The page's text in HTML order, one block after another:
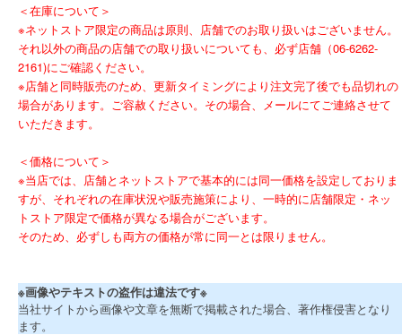
＜在庫について＞
※ネットストア限定の商品は原則、店舗でのお取り扱いはございません。
それ以外の商品の店舗での取り扱いについても、必ず店舗（06-6262-
2161)にご確認ください。
※店舗と同時販売のため、更新タイミングにより注文完了後でも品切れの
場合があります。ご容赦ください。その場合、メールにてご連絡させて
いただきます。
＜価格について＞
※当店では、店舗とネットストアで基本的には同一価格を設定しておりま
すが、それぞれの在庫状況や販売施策により、一時的に店舗限定・ネッ
トストア限定で価格が異なる場合がございます。
そのため、必ずしも両方の価格が常に同一とは限りません。
※画像やテキストの盗作は違法です※
当社サイトから画像や文章を無断で掲載された場合、著作権侵害となり
ます。